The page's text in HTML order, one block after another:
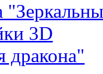
3D
дракона"